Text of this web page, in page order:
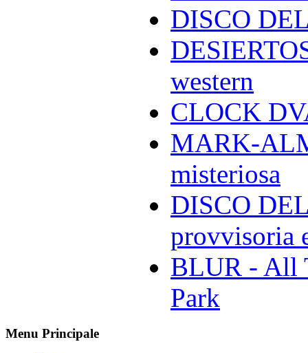
DISCO
western
CLOCK
MARK-
misteriosa
DISCO
provvisoria
BLUR - All
Park
Menu Principale